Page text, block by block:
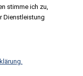
stimme ich zu,
Dienstleistung